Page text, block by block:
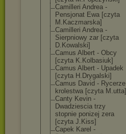
Camilleri Andrea -
Pensjonat Ewa [czyta
M.Kaczmarska]
Camilleri Andrea -
Sierpniowy zar [czyta
D.Kowalski]
Camus Albert - Obcy
[czyta K.Kolbasiuk]
Camus Albert - Upadek
[czyta H.Drygalski]
Camus David - Rycerze
krolestwa [czyta M.utta]
Canty Kevin -
Dwadziescia trzy
stopnie ponizej zera
[czyta J.Kiss]
Capek Karel -